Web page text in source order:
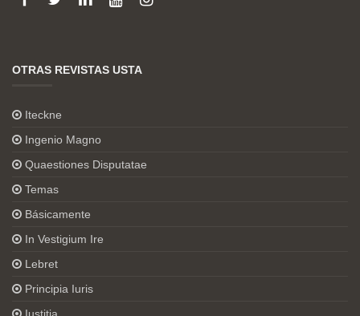
OTRAS REVISTAS USTA
Iteckne
Ingenio Magno
Quaestiones Disputatae
Temas
Básicamente
In Vestigium Ire
Lebret
Principia Iuris
Iustitia